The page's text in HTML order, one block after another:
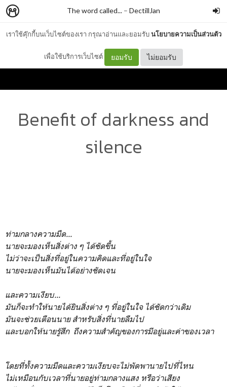
เราใช้คุ๊กกี้บนเว็บไซต์ของเรา กรุณาอ่านและยอมรับนโยบายความเป็นส่วนตัว
เพื่อใช้บริการเว็บไซต์ ยอมรับ ไม่ยอมรับ
The word called... – DectillJan
Benefit of darkness and
silence
ท่ามกลางความมืด...
นายจะมองเห็นสิ่งต่าง ๆ ได้ชัดขึ้น
ไม่ว่าจะเป็นสิ่งที่อยู่ในความคิดและที่อยู่ในใจ
นายจะมองเห็นมันได้อย่างชัดเจน
และความเงียบ...
มันก็จะทำให้นายได้ยินสิ่งต่าง ๆ ที่อยู่ในใจ ได้ชัดกว่าเดิม
มันจะช่วยเตือนนาย สำหรับสิ่งที่นายลืมไป
และบอกให้นายรู้สึกถึงความสำคัญของการมีอยู่และค่าของเวลา
โดยที่ทั้งความมืดและความเงียบจะไม่พัดพานายไปที่ไหน
ไม่เหมือนกับเวลาที่นายอยู่ท่ามกลางแสง หรือว่าเสียง